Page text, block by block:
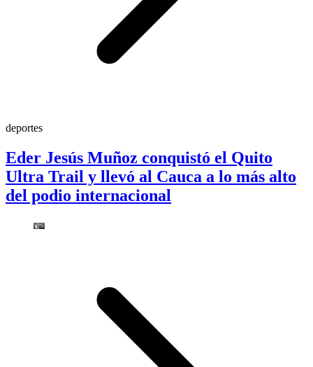
deportes
Eder Jesús Muñoz conquistó el Quito
Ultra Trail y llevó al Cauca a lo más alto
del podio internacional